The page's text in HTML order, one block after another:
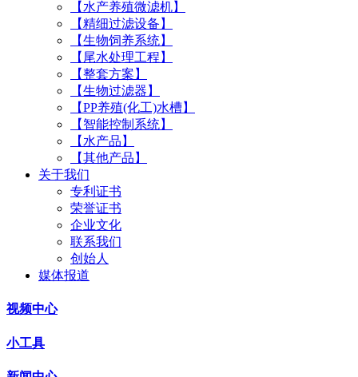
【水产养殖微滤机】
【精细过滤设备】
【生物饲养系统】
【尾水处理工程】
【整套方案】
【生物过滤器】
【PP养殖(化工)水槽】
【智能控制系统】
【水产品】
【其他产品】
关于我们
专利证书
荣誉证书
企业文化
联系我们
创始人
媒体报道
视频中心
小工具